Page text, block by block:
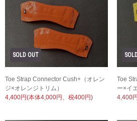
Toe Strap Connector Cush+（オレン
ジ×オレンジトリム）
4,400円(本体4,000円、税400円)
Toe
ー×イ
4,400